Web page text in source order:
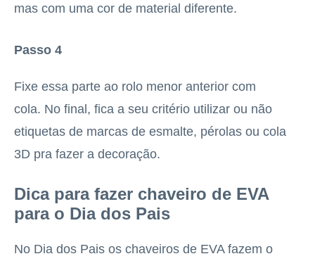
mas com uma cor de material diferente.
Passo 4
Fixe essa parte ao rolo menor anterior com
cola. No final, fica a seu critério utilizar ou não
etiquetas de marcas de esmalte, pérolas ou cola
3D pra fazer a decoração.
Dica para fazer chaveiro de EVA
para o Dia dos Pais
No Dia dos Pais os chaveiros de EVA fazem o